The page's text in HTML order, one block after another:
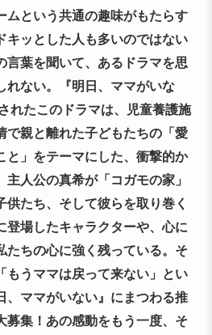
ムという共通の趣味がもたらす
キッとした人も多いのではない
言葉を聞いて、あるドラマを思
れない。『明日、ママがいな
たこのドラマは、児童養護施
で親と離れた子どもたちの「愛
と」をテーマにした、衝撃的か
人公の真希が「コガモの家」
たち、そして彼らを取り巻く
登場したキャラクターや、心に
たちの心に強く残っている。そ
もうママは戻って来ない」とい
、ママがいない』にまつわる推
募集！あの感動をもう一度、そ